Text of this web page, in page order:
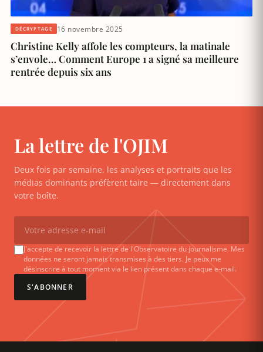
DÉCRYPTAGE 16 novembre 2025
Christine Kelly affole les compteurs, la matinale
s’envole… Comment Europe 1 a signé sa meilleure
rentrée depuis six ans
La lettre de l'OJIM
Deux fois par semaine, les analyses et portraits que les
médias dominants préfèrent taire — directement dans
votre boîte.
J'accepte de recevoir la lettre de l'Observatoire du journalisme. Mes
données ne seront jamais transmises à des tiers. Je peux me
désinscrire à tout moment via le lien présent dans chaque e-mail.
S'ABONNER